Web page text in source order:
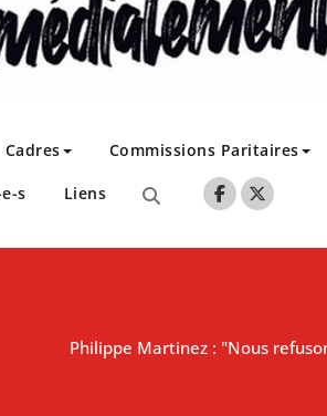
Cadres Commissions Paritaires
s Liens
Philippe Martinez : "Nous